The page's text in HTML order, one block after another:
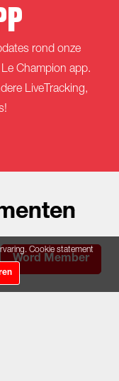
rond onze
Champion app.
LiveTracking,
Word Member
Cookie statement